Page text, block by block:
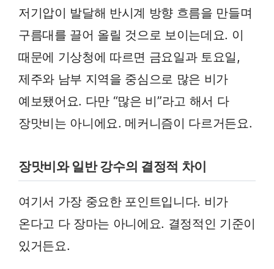
저기압이 발달해 반시계 방향 흐름을 만들며
구름대를 끌어 올릴 것으로 보이는데요. 이
때문에 기상청에 따르면 금요일과 토요일,
제주와 남부 지역을 중심으로 많은 비가
예보됐어요. 다만 “많은 비”라고 해서 다
장맛비는 아니에요. 메커니즘이 다르거든요.
장맛비와 일반 강수의 결정적 차이
여기서 가장 중요한 포인트입니다. 비가
온다고 다 장마는 아니에요. 결정적인 기준이
있거든요.